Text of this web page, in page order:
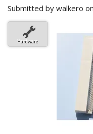
Submitted by walkero
Hardware